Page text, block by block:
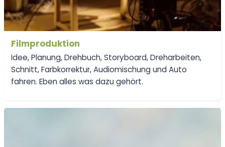
Filmproduktion
Idee, Planung, Drehbuch, Storyboard, Dreharbeiten,
Schnitt, Farbkorrektur, Audiomischung und Auto
fahren. Eben alles was dazu gehört.